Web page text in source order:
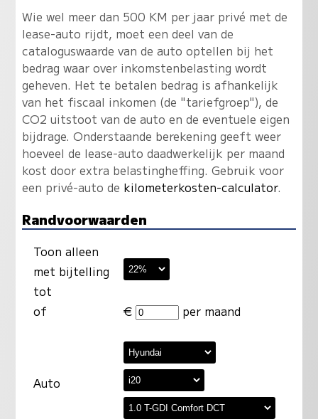
Wie wel meer dan 500 KM per jaar privé met de
lease-auto rijdt, moet een deel van de
cataloguswaarde van de auto optellen bij het
bedrag waar over inkomstenbelasting wordt
geheven. Het te betalen bedrag is afhankelijk
van het fiscaal inkomen (de "tariefgroep"), de
CO2 uitstoot van de auto en de eventuele eigen
bijdrage. Onderstaande berekening geeft weer
hoeveel de lease-auto daadwerkelijk per maand
kost door extra belastingheffing. Gebruik voor
een privé-auto de kilometerkosten-calculator.
Randvoorwaarden
Toon alleen
met bijtelling
tot
of
€ per maand
Auto